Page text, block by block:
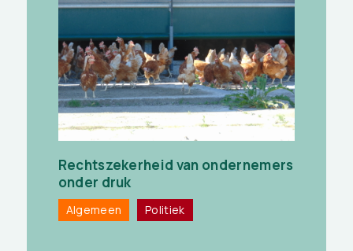
Rechtszekerheid van ondernemers
onder druk
Algemeen Politiek